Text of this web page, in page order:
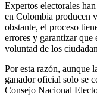
Expertos electorales
en Colombia producen
obstante, el proceso
errores y garantizar
voluntad de los
Por esta razón, aunque
ganador oficial solo se
Consejo Nacional